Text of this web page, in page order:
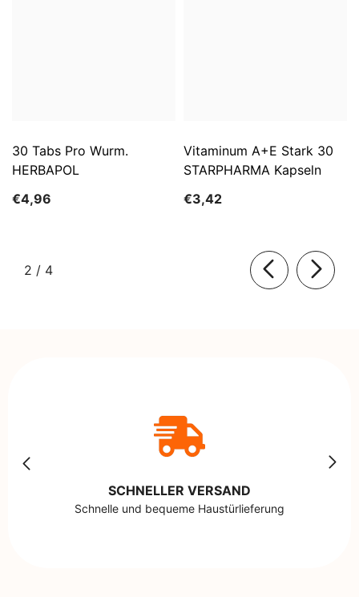
30 Tabs Pro Wurm.
HERBAPOL
€4,96
Vitaminum A+E Stark 30
STARPHARMA Kapseln
€3,42
2 / von
4
SCHNELLER VERSAND
Schnelle und bequeme Haustürlieferung